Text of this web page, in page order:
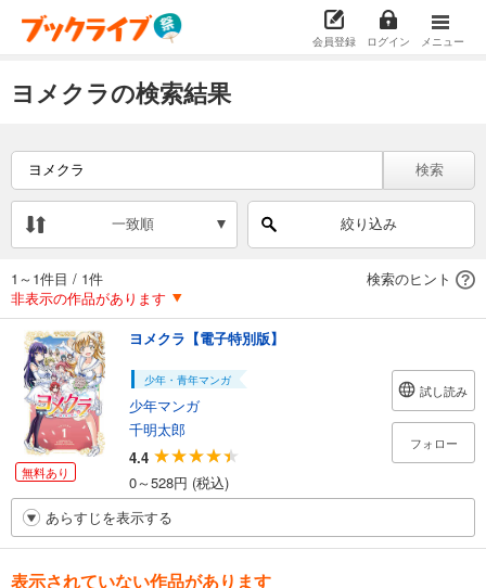
会員登録 ログイン メニュー
ヨメクラの検索結果
検索
一致順 絞り込み
1～1件目 / 1件
検索のヒント
非表示の作品があります
無料あり
ヨメクラ【電子特別版】
少年・青年マンガ
少年マンガ
千明太郎
4.4
0～528円 (税込)
試し読み
フォロー
あらすじを表示する
表示されていない作品があります